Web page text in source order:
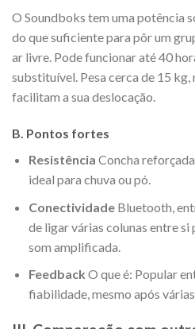
O Soundboks tem uma potência
do que suficiente para pôr um
ar livre. Pode funcionar até 40
substituível. Pesa cerca de 15 kg,
facilitam a sua deslocação.
B. Pontos fortes
Resistência Concha
ideal para chuva ou pó.
ConectividadeBluetooth,
de ligar várias colunas entre
som amplificada.
Feedback O que é: Popular
fiabilidade, mesmo após